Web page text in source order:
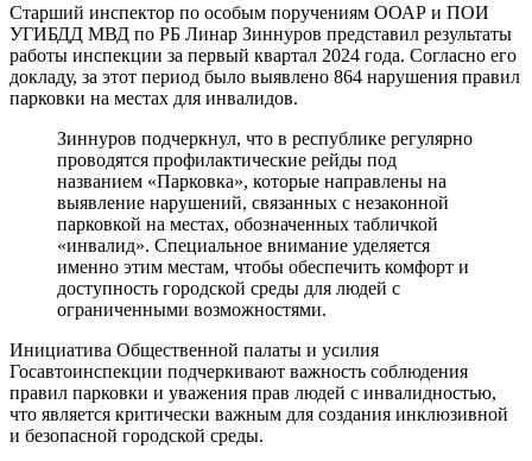
Старший инспектор по особым поручениям ООАР и ПОИ
УГИБДД МВД по РБ Линар Зиннуров представил результаты
работы инспекции за первый квартал 2024 года. Согласно его
докладу, за этот период было выявлено 864 нарушения правил
парковки на местах для инвалидов.
Зиннуров подчеркнул, что в республике регулярно
проводятся профилактические рейды под
названием «Парковка», которые направлены на
выявление нарушений, связанных с незаконной
парковкой на местах, обозначенных табличкой
«инвалид». Специальное внимание уделяется
именно этим местам, чтобы обеспечить комфорт и
доступность городской среды для людей с
ограниченными возможностями.
Инициатива Общественной палаты и усилия
Госавтоинспекции подчеркивают важность соблюдения
правил парковки и уважения прав людей с инвалидностью,
что является критически важным для создания инклюзивной
и безопасной городской среды.